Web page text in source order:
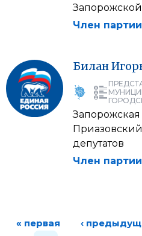
Запорожской
Член
Билан
Запорожская
депутатов
Член
« первая ‹